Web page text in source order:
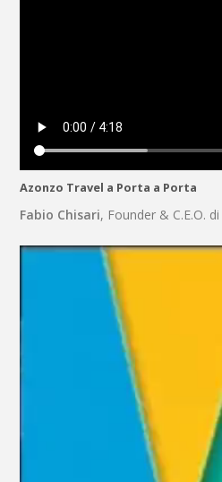
Azonzo Travel a Porta a Porta
Fabio Chisari, Founder & C.E.O.